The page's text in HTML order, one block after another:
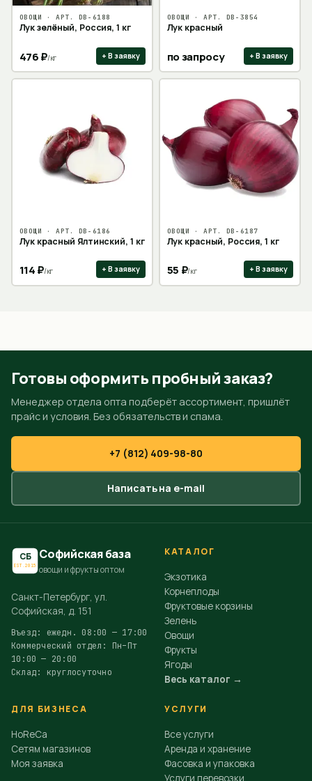
ОВОЩИ · АРТ. DB-6188
Лук зелёный, Россия, 1 кг
476₽/кг + В заявку
ОВОЩИ · АРТ. DB-3854
Лук красный
по запросу + В заявку
ОВОЩИ · АРТ. DB-6186
Лук красный Ялтинский, 1 кг
114₽/кг + В заявку
ОВОЩИ · АРТ. DB-6187
Лук красный, Россия, 1 кг
55 ₽/кг + В заявку
Готовы оформить пробный заказ?
Менеджер отдела опта подберёт ассортимент, пришлёт
прайс и условия. Без обязательств и спама.
+7 (812) 409-98-80
Написать на e-mail
СБ
EST.2015
Софийская база
овощи и фрукты оптом
Санкт-Петербург, ул.
Софийская, д. 151
Въезд: ежедн. 08:00 — 17:00
Коммерческий отдел: Пн–Пт
10:00 — 20:00
Склад: круглосуточно
КАТАЛОГ
Экзотика
Корнеплоды
Фруктовые корзины
Зелень
Овощи
Фрукты
Ягоды
Весь каталог →
ДЛЯ БИЗНЕСА
HoReCa
Сетям магазинов
Моя заявка
УСЛУГИ
Все услуги
Аренда и хранение
Фасовка и упаковка
Услуги перевозки